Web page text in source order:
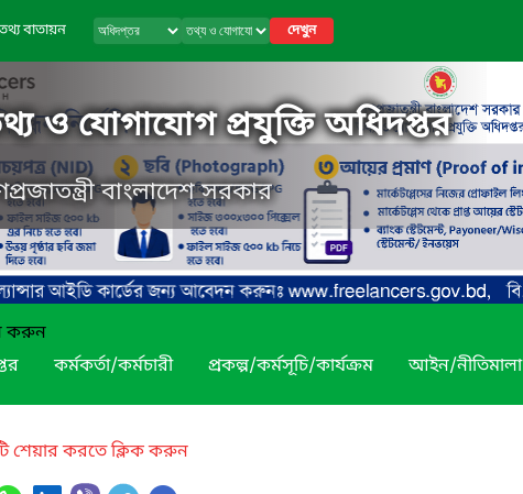
বাতায়ন দেখুন
ও যোগাযোগ প্রযুক্তি অধিদপ্তর
বাংলাদেশ সরকার
করুন
কর্মকর্তা/কর্মচারী প্রকল্প/কর্মসূচি/কার্যক্রম আইন/নীতিমালা
শেয়ার করতে ক্লিক করুন